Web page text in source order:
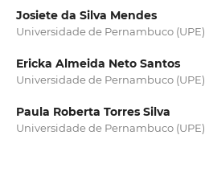
Josiete da Silva Mendes
Universidade de Pernambuco (UPE)
Ericka Almeida Neto Santos
Universidade de Pernambuco (UPE)
Paula Roberta Torres Silva
Universidade de Pernambuco (UPE)